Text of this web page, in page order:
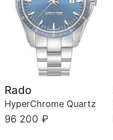
Rado
HyperChrome Quartz
96 200 ₽